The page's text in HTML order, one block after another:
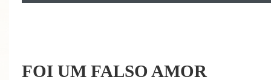
FOI UM FALSO AMOR